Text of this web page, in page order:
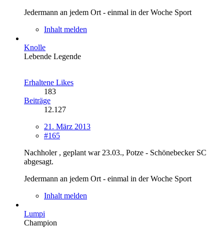
Jedermann an jedem Ort - einmal in der Woche Sport
Inhalt melden
Knolle
Lebende Legende
Erhaltene Likes
183
Beiträge
12.127
21. März 2013
#165
Nachholer , geplant war 23.03., Potze - Schönebecker SC
abgesagt.
Jedermann an jedem Ort - einmal in der Woche Sport
Inhalt melden
Lumpi
Champion